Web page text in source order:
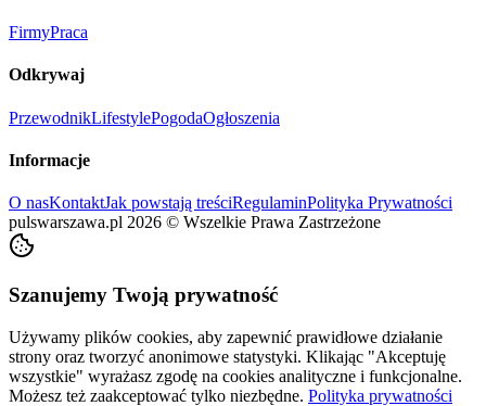
FirmyPraca
Odkrywaj
PrzewodnikLifestylePogodaOgłoszenia
Informacje
O nasKontaktJak powstają treściRegulaminPolityka Prywatności
pulswarszawa.pl 2026 © Wszelkie Prawa Zastrzeżone
Szanujemy Twoją prywatność
Używamy plików cookies, aby zapewnić prawidłowe działanie
strony oraz tworzyć anonimowe statystyki. Klikając "Akceptuję
wszystkie" wyrażasz zgodę na cookies analityczne i funkcjonalne.
Możesz też zaakceptować tylko niezbędne. Polityka prywatności